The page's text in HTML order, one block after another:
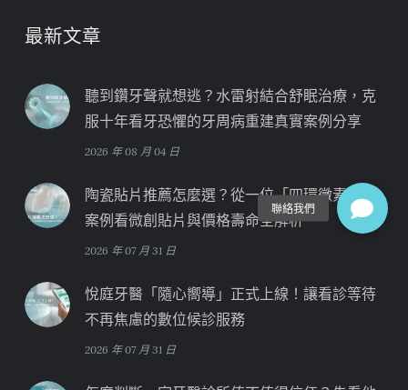
最新文章
聽到鑽牙聲就想逃？水雷射結合舒眠治療，克
服十年看牙恐懼的牙周病重建真實案例分享
2026 年 08 月 04 日
陶瓷貼片推薦怎麼選？從一位「四環黴素牙」
案例看微創貼片與價格壽命全解析
2026 年 07 月 31 日
悅庭牙醫「隨心嚮導」正式上線！讓看診等待
不再焦慮的數位候診服務
2026 年 07 月 31 日